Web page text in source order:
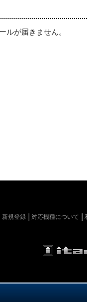
ルが届きません。
新規登録 対応機種について